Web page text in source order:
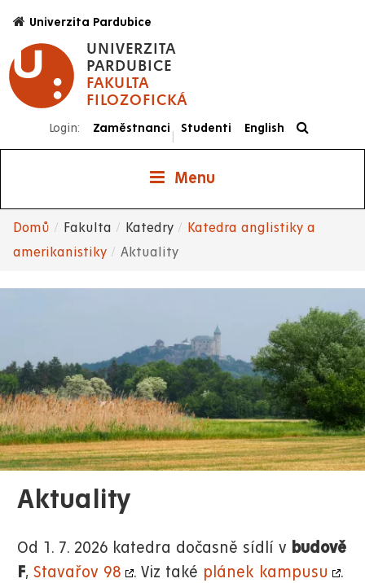
hlavnímu
obsahu
UNIVERZITA
PARDUBICE
FAKULTA
FILOZOFICKÁ
Univerzita Pardubice
Login: Zaměstnanci
|
Studenti English
Menu
Drobečková
navigace
Domů Fakulta Katedry
Katedra anglistiky a
amerikanistiky
Aktuality
Aktuality
Od 1. 7. 2026 katedra dočasně sídlí v budově
F, Stavařov 98 . Viz také plánek kampusu .